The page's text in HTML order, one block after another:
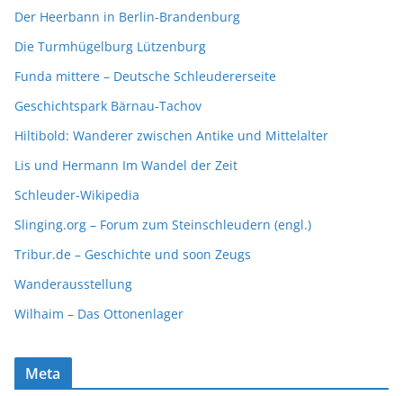
Der Heerbann in Berlin-Brandenburg
Die Turmhügelburg Lützenburg
Funda mittere – Deutsche Schleudererseite
Geschichtspark Bärnau-Tachov
Hiltibold: Wanderer zwischen Antike und Mittelalter
Lis und Hermann Im Wandel der Zeit
Schleuder-Wikipedia
Slinging.org – Forum zum Steinschleudern (engl.)
Tribur.de – Geschichte und soon Zeugs
Wanderausstellung
Wilhaim – Das Ottonenlager
Meta